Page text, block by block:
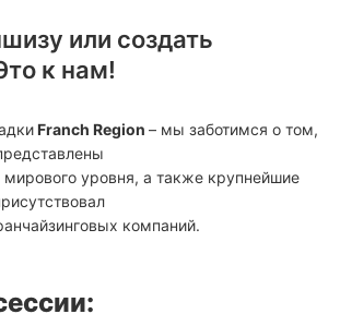
или создать
к нам!
Franch Region – мы заботимся о том,
уровня, а также крупнейшие
компаний.